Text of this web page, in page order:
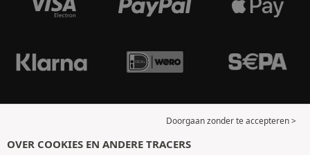
Doorgaan zonder te accepteren >
OVER COOKIES EN ANDERE TRACERS